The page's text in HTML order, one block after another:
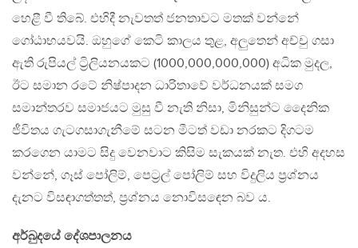
හෙළී වී තිබේ. එහිදී නැවතත් ජනතාවට මතක් වන්නේ
ගෝඨාභයවයි. ඔහුගේ කෙටි කාලය තුළ, අලුතෙන් අච්චු ගසා
ඇති රුපියල් ට්‍රිලියනයකට (1000,000,000,000) අධික මුදල,
ඊට සමාන රටේ නිෂ්පාදන ධාරිතාවේ වර්ධනයක් සමග
සමාන්තරව සමාජයට මුසු වී නැති නිසා, මිනිසුන්ට දෛනික
ජීවිතය ගැටගසාගැනීමේ සටන මීටත් වඩා නරකට දිගටම
කරගෙන යාමට සිදු වෙනවාට කිසිම සැකයක් නැත. එහි අදහස
වන්නේ, ගෑස් පෝලිම්, පෙට්‍රල් පෝලිම් සහ විදුලිය ප්‍රශ්නය
දැනට විසඳාගත්තත්, ප්‍රශ්නය නොවිසඳෙන බව ය.
අර්බුදයේ දේශපාලනය